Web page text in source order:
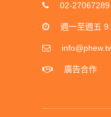
02-27067289
週一至週五
廣告合作